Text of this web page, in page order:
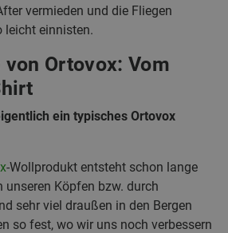
vermieden und die Fliegen
leicht einnisten.
Ortovox: Vom
ein typisches Ortovox
-Wollprodukt entsteht schon lange
unseren Köpfen bzw. durch
sehr viel draußen in den Bergen
so fest, wo wir uns noch verbessern